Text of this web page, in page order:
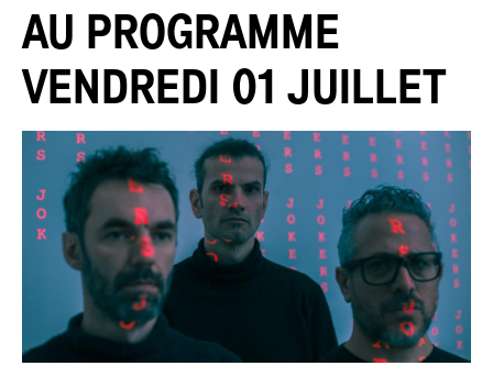
AU PROGRAMME
VENDREDI 01 JUILLET